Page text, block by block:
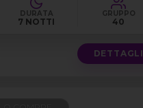
DURATA
7 NOTTI
GRUPPO
40
DETTAGLI